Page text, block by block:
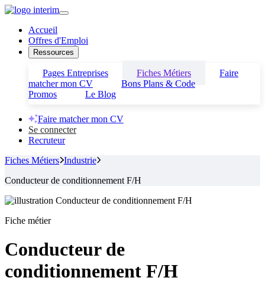
Accueil
Offres d'Emploi
Ressources
Pages Entreprises Fiches Métiers
Faire
matcher mon CV
Bons Plans & Code
Promos
Le Blog
Faire matcher mon CV
Se connecter
Recruteur
Fiches Métiers Industrie
Conducteur de conditionnement F/H
Fiche métier
Conducteur de
conditionnement F/H